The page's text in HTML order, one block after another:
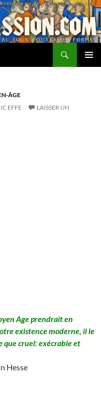
ÂGE
EFFE
LAISSER UN
Age prendrait en
existence moderne, il le
cruel: exécrable et
Hesse